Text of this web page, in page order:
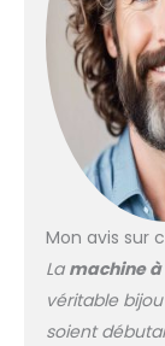
Mon avis sur
La machine
véritable
soient